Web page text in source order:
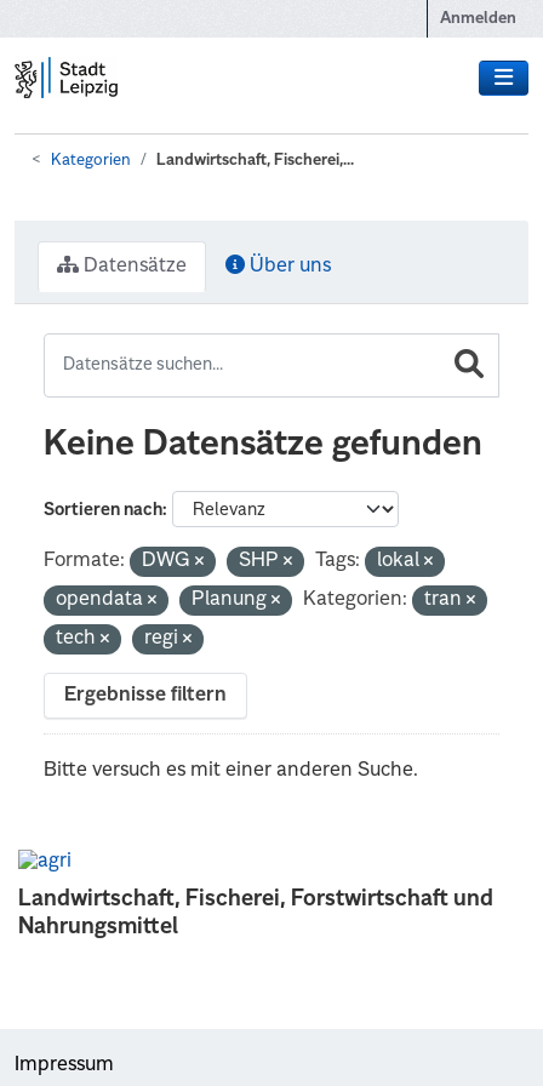
Anmelden
Kategorien Landwirtschaft, Fischerei,...
Landwirtschaft, Fischerei, Forstwirtschaft und
Nahrungsmittel
Datensätze Über uns
Keine Datensätze gefunden
Sortieren nach
Formate: DWG SHP Tags:
lokal
opendata
Planung Kategorien:
tran
tech
regi
Ergebnisse filtern
Bitte versuch es mit einer anderen Suche.
Impressum